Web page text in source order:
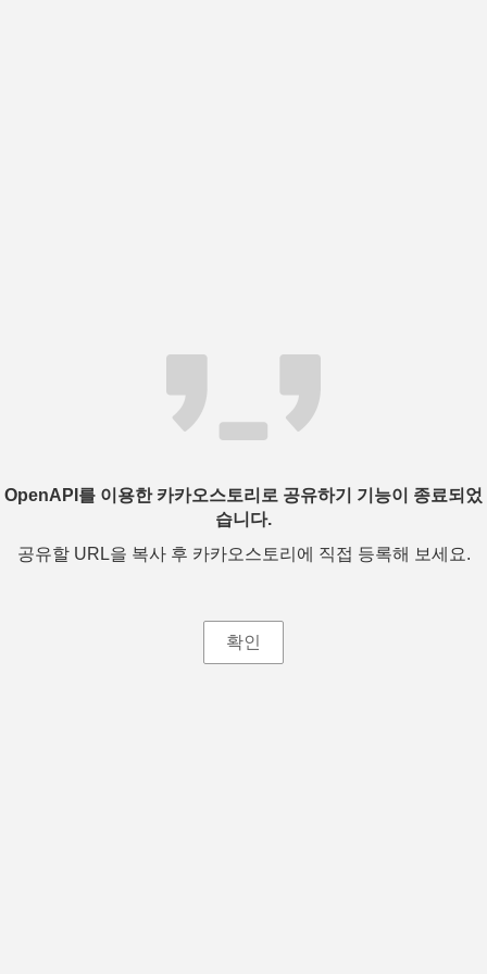
OpenAPI를 이용한 카카오스토리로 공유하기 기능이 종료되었
습니다.
공유할 URL을 복사 후 카카오스토리에 직접 등록해 보세요.
확인